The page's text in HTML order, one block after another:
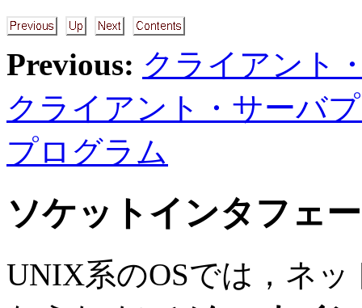
Previous: クライアント
クライアント・サーバ
プログラム
ソケットインタフェ
UNIX系のOSでは，ネ